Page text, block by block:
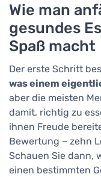
Wie man
gesundes
Spaß macht
Der erste Schritt
was einem
aber die meisten
damit, richtig zu
ihnen Freude
Bewertung – zehn
Schauen Sie dann,
einen bestimmten